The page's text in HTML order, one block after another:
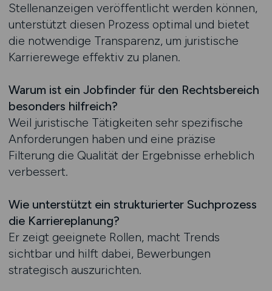
Stellenanzeigen veröffentlicht werden können,
unterstützt diesen Prozess optimal und bietet
die notwendige Transparenz, um juristische
Karrierewege effektiv zu planen.
Warum ist ein Jobfinder für den Rechtsbereich
besonders hilfreich?
Weil juristische Tätigkeiten sehr spezifische
Anforderungen haben und eine präzise
Filterung die Qualität der Ergebnisse erheblich
verbessert.
Wie unterstützt ein strukturierter Suchprozess
die Karriereplanung?
Er zeigt geeignete Rollen, macht Trends
sichtbar und hilft dabei, Bewerbungen
strategisch auszurichten.